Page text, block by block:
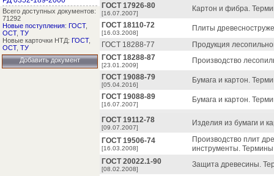
Всего доступных документов:
71292
Новые поступления: ГОСТ,
ОСТ, ТУ
Новые карточки НТД: ГОСТ,
ОСТ, ТУ
Добавить документ
ГОСТ 17926-80
[16.07.2007]
Картон и фибра.
ГОСТ 18110-72
[16.03.2008]
Плиты
ГОСТ 18288-77
Продукция
ГОСТ 18288-87
[23.01.2009]
Производство
ГОСТ 19088-79
[05.04.2016]
Бумага и картон.
ГОСТ 19088-89
[16.07.2007]
Бумага и картон.
ГОСТ 19112-78
[09.07.2007]
Изделия из бумаги и
ГОСТ 19506-74
[16.03.2008]
Производство плит
инструменты.
ГОСТ 20022.1-90
[08.02.2008]
Защита древесины.